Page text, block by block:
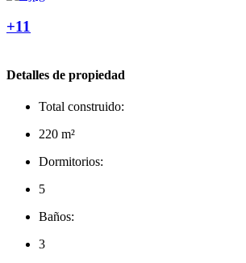
+11
Detalles de propiedad
Total construido:
220 m²
Dormitorios:
5
Baños:
3